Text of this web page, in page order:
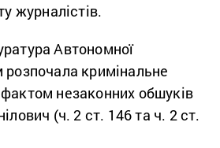
журналістів.
Автономної
кримінальне
незаконних обшуків
(ч. 2 ст. 146 та ч. 2 ст.